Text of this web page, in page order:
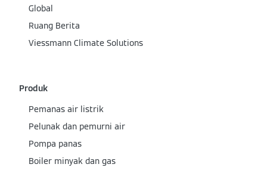
Global
Ruang Berita
Viessmann Climate Solutions
Produk
Pemanas air listrik
Pelunak dan pemurni air
Pompa panas
Boiler minyak dan gas